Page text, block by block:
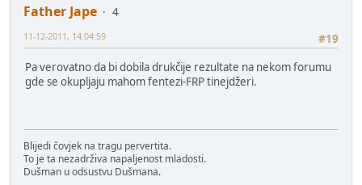
Father Jape
4
#19
11-12-2011, 14:04:59
Pa verovatno da bi dobila drukčije rezultate na nekom forumu
gde se okupljaju mahom fentezi-FRP tinejdžeri.
Blijedi čovjek na tragu pervertita.
To je ta nezadrživa napaljenost mladosti.
Dušman u odsustvu Dušmana.